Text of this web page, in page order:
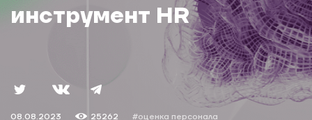
инструмент HR
08.08.2023 25262
#оценка персонала